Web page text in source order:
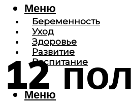
Беременность
Уход
Здоровье
Развитие
Воспитание
Меню
Меню
12